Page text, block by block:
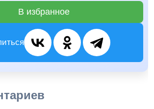
В избранное